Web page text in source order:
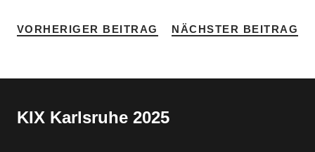
VORHERIGER BEITRAG NÄCHSTER BEITRAG
KIX Karlsruhe 2025